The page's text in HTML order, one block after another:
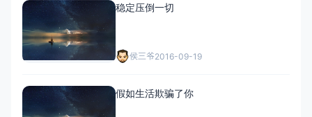
稳定压倒一切
侯三爷2016-09-19
假如生活欺骗了你